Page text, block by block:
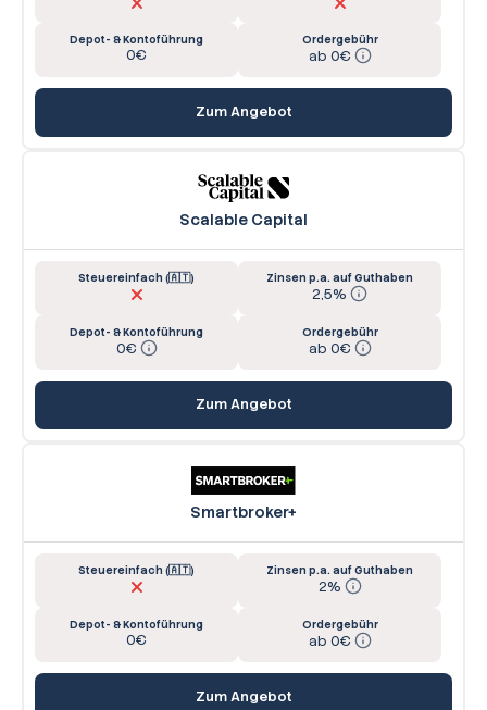
Depot- & Kontoführung
0€
Ordergebühr
ab 0€
Zum Angebot
Scalable Capital
Steuereinfach (🇦🇹) Zinsen p.a. auf Guthaben
2,5%
Depot- & Kontoführung
0€
Ordergebühr
ab 0€
Zum Angebot
Smartbroker+
Steuereinfach (🇦🇹) Zinsen p.a. auf Guthaben
2%
Depot- & Kontoführung
0€
Ordergebühr
ab 0€
Zum Angebot